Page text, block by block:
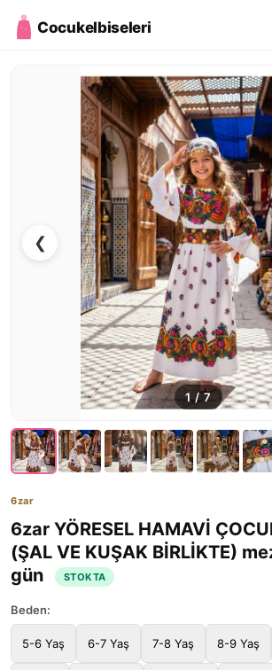
Cocukelbiseleri
❮
1/7
6zar
6zar YÖRESEL HAMAVİ
(ŞAL VE KUŞAK BİRLİKTE)
gün
STOKTA
Beden:
5-6 Yaş 6-7 Yaş 7-8 Yaş 8-9 Yaş